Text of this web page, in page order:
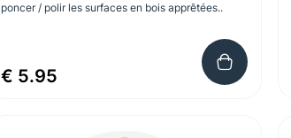
poncer / polir les surfaces en bois apprêtées..
€ 5.95